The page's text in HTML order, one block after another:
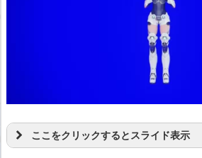
ここをクリックするとスライド表示